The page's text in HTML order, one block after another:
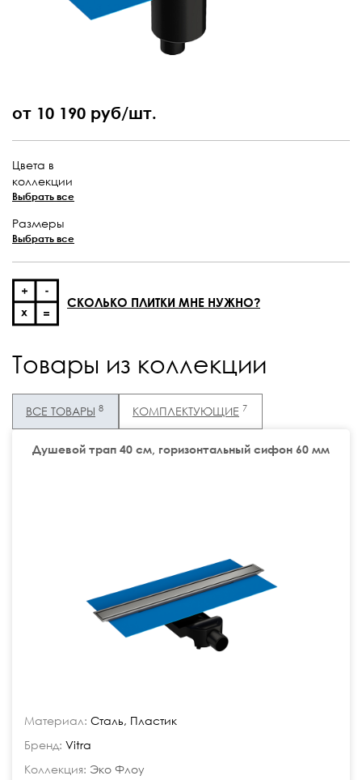
от 10 190 руб/шт.
Цвета в
коллекции
Выбрать все
Размеры
Выбрать все
СКОЛЬКО ПЛИТКИ МНЕ НУЖНО?
Товары из коллекции
ВСЕ ТОВАРЫ 8 КОМПЛЕКТУЮЩИЕ 7
Душевой трап 40 см, горизонтальный сифон 60 мм
Материал: Сталь, Пластик
Бренд: Vitra
Коллекция: Эко Флоу